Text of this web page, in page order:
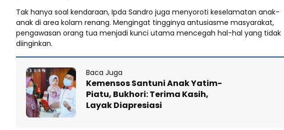
Tak hanya soal kendaraan, Ipda Sandro juga menyoroti keselamatan anak-
anak di area kolam renang. Mengingat tingginya antusiasme masyarakat,
pengawasan orang tua menjadi kunci utama mencegah hal-hal yang tidak
diinginkan.
Baca Juga
Kemensos Santuni Anak Yatim-
Piatu, Bukhori: Terima Kasih,
Layak Diapresiasi